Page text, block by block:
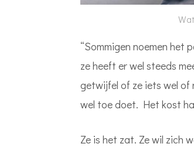
“Sommigen noemen het
ze heeft er wel steeds
getwijfel of ze iets wel of
wel toe doet. Het kost
Ze is het zat. Ze wil zich